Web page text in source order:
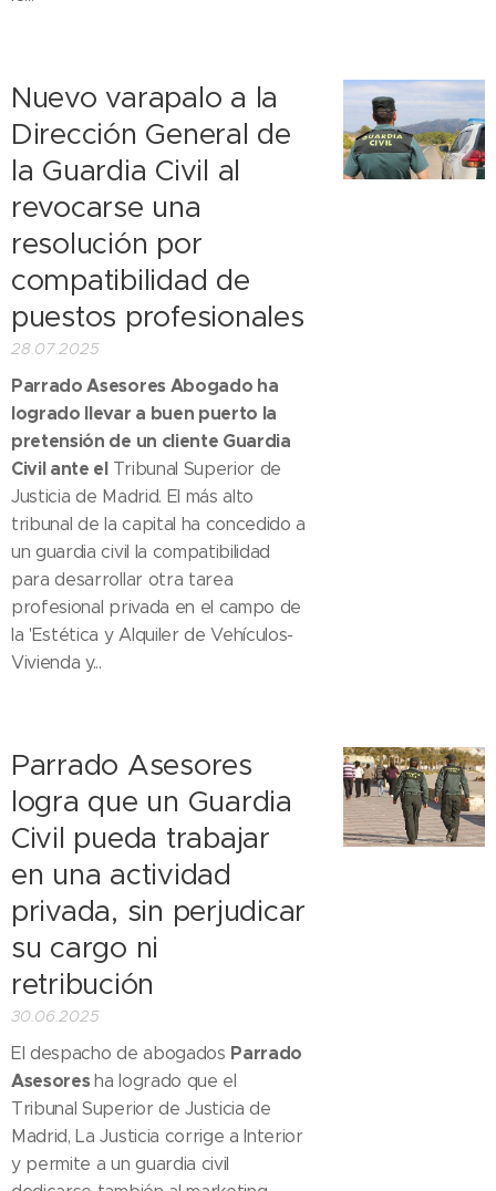
Nuevo varapalo a la
Dirección General de
la Guardia Civil al
revocarse una
resolución por
compatibilidad de
puestos profesionales
28.07.2025
Parrado Asesores Abogado ha
logrado llevar a buen puerto la
pretensión de un cliente Guardia
Civil ante el Tribunal Superior de
Justicia de Madrid. El más alto
tribunal de la capital ha concedido a
un guardia civil la compatibilidad
para desarrollar otra tarea
profesional privada en el campo de
la 'Estética y Alquiler de Vehículos-
Vivienda y...
Parrado Asesores
logra que un Guardia
Civil pueda trabajar
en una actividad
privada, sin perjudicar
su cargo ni
retribución
30.06.2025
El despacho de abogados Parrado
Asesoresha logrado que el
Tribunal Superior de Justicia de
Madrid, La Justicia corrige a Interior
y permite a un guardia civil